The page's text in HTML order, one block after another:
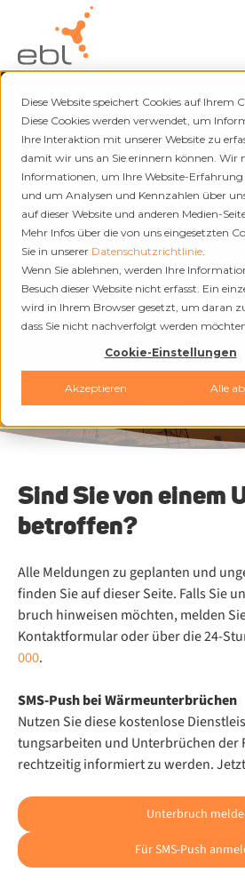
Diese Website speichert Cookies auf Ihrem
Diese Cookies werden verwendet, um
Ihre Interaktion mit unserer Website zu
damit wir uns an Sie erinnern können. Wir
Informationen, um Ihre Website-
und um Analysen und Kennzahlen über
auf dieser Website und anderen Medien-
Mehr Infos über die von uns eingesetzten
Sie in unserer Datenschutzrichtlinie.
Wenn Sie ablehnen, werden Ihre
Besuch dieser Website nicht erfasst. Ein
wird in Ihrem Browser gesetzt, um daran
dass Sie nicht nachverfolgt werden
Cookie-Einstellungen
Akzeptieren Alle
Strom und Fernwärme
Unterbrüche
Sind Sie von einem
betroffen?
Alle Mel­dun­gen zu ge­plan­ten und
fin­den Sie auf die­ser Sei­te. Falls Sie
bruch hin­wei­sen möch­ten, mel­den
Kontaktformular oder über die 24-
000.
SMS-Push bei Wär­me­un­ter­brü­chen
Nut­zen Sie die­se kos­ten­lo­se
tungs­ar­bei­ten und Un­ter­brü­chen der
recht­zei­tig in­for­miert zu wer­den.
Unterbruch
Für SMS-Push